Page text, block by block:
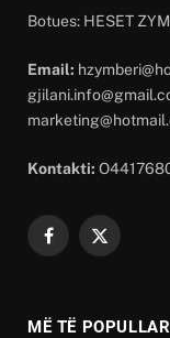
Botues: HESET
Email:
Kontakti:
Facebook
X
MË TË